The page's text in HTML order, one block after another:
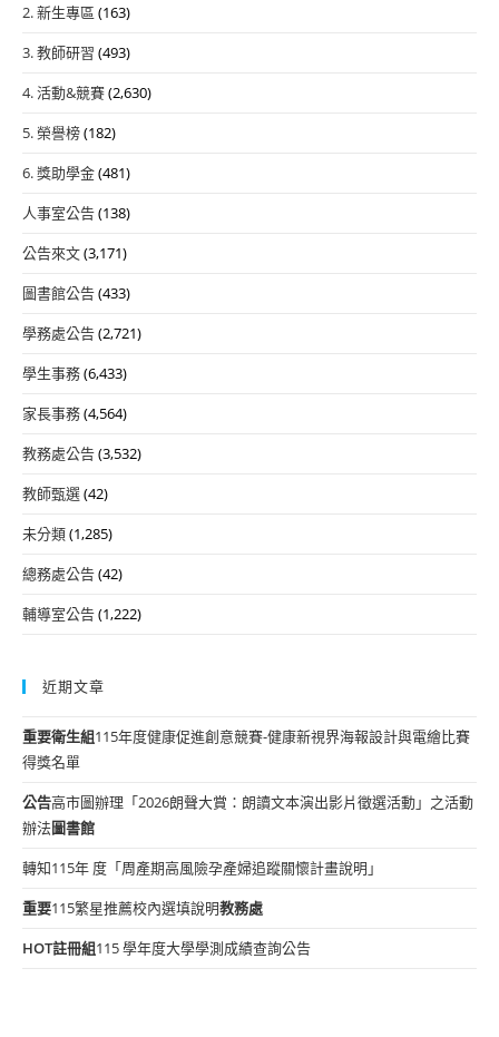
2. 新生專區 (163)
3. 教師研習 (493)
4. 活動&競賽(2,630)
5. 榮譽榜(182)
6. 獎助學金(481)
人事室公告(138)
公告來文(3,171)
圖書館公告(433)
學務處公告(2,721)
學生事務(6,433)
家長事務(4,564)
教務處公告(3,532)
教師甄選(42)
未分類(1,285)
總務處公告(42)
輔導室公告(1,222)
近期文章
重要衛生組115年度健康促進創意競賽-健康新視界海報設計與電繪比賽
得獎名單
公告高市圖辦理「2026朗聲大賞：朗讀文本演出影片徵選活動」之活動
辦法圖書館
轉知115年 度「周產期高風險孕產婦追蹤關懷計畫說明」
重要115繁星推薦校內選填說明教務處
HOT註冊組115 學年度大學學測成績查詢公告